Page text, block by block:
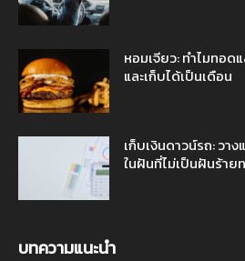
หอมเจียว: ทำไมทอด
และเก็บได้เป็นเดือน
เก็บเงินดาวน์รถ: วา
ในฝันที่ไม่เป็นฝันร้าย
บทความแนะนำ